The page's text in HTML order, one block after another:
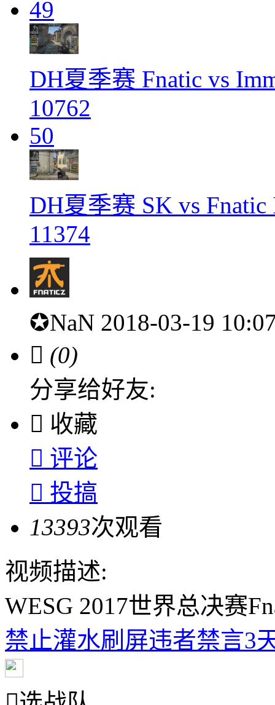
49
DH夏季赛 Fnatic vs
10762
50
DH夏季赛 SK vs
11374
✪NaN 2018-03-19
 (0)
分享给好友:
 收藏
 评论
 投搞
13393次观看
视频描述:
WESG 2017世界总决赛
禁止灌水刷屏违者禁言3